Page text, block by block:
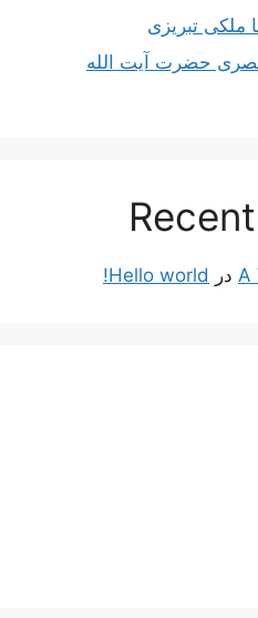
ملکی تبریزی
حضرت آیت الله
A در Hello world!